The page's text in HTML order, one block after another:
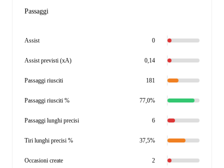
Passaggi
Assist 0
Assist previsti (xA) 0,14
Passaggi riusciti 181
Passaggi riusciti % 77,0%
Passaggi lunghi precisi 6
Tiri lunghi precisi % 37,5%
Occasioni create 2